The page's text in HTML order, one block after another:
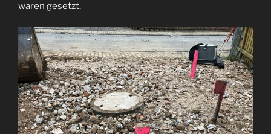
waren gesetzt.